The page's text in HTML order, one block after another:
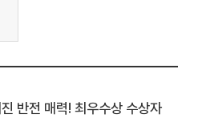
반전 매력! 최우수상 수상자